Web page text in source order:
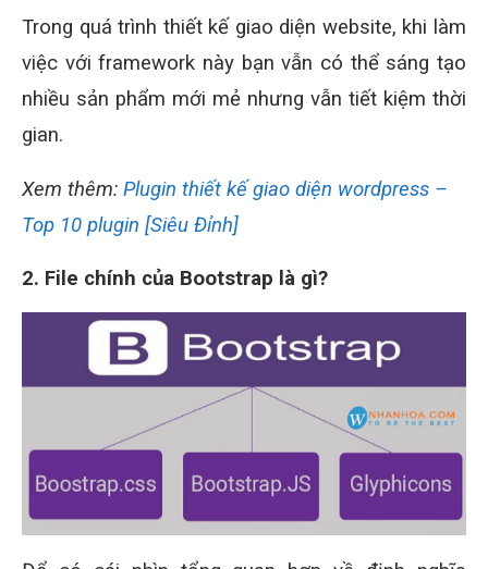
Trong quá trình thiết kế giao diện website, khi làm
việc với framework này bạn vẫn có thể sáng tạo
nhiều sản phẩm mới mẻ nhưng vẫn tiết kiệm thời
gian.
Xem thêm: Plugin thiết kế giao diện wordpress –
Top 10 plugin [Siêu Đỉnh]
2. File chính của Bootstrap là gì?